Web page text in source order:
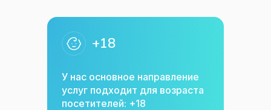
+18
У нас основное направление
услуг подходит для возраста
посетителей: +18